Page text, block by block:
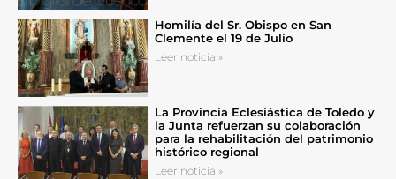
Homilía del Sr. Obispo en San
Clemente el 19 de Julio
Leer noticia »
La Provincia Eclesiástica de Toledo y
la Junta refuerzan su colaboración
para la rehabilitación del patrimonio
histórico regional
Leer noticia »